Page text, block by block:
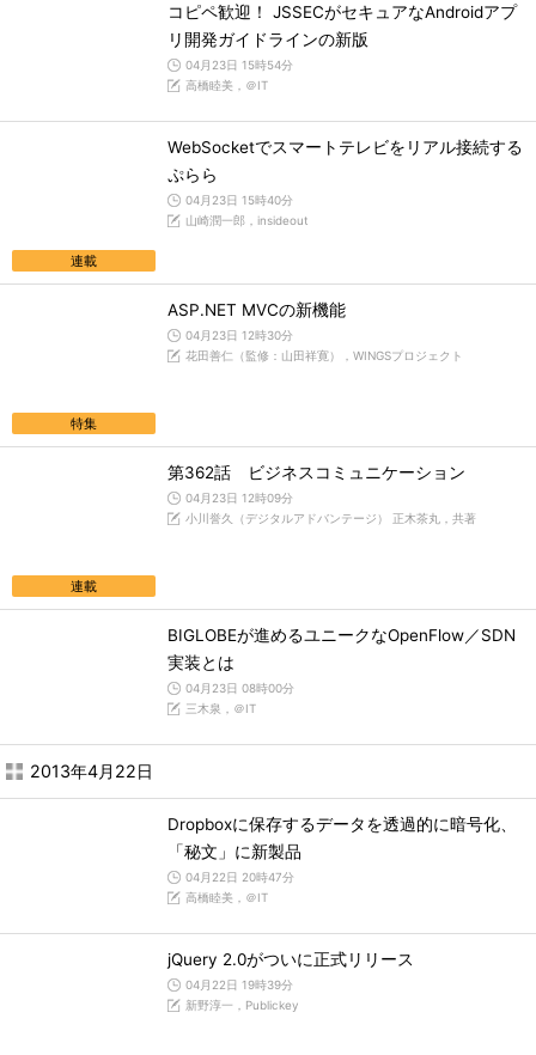
コピペ歓迎！ JSSECがセキュアなAndroidアプ
リ開発ガイドラインの新版
04月23日 15時54分
高橋睦美，＠IT
連載
WebSocketでスマートテレビをリアル接続する
ぷらら
04月23日 15時40分
山崎潤一郎，insideout
特集
ASP.NET MVCの新機能
04月23日 12時30分
花田善仁（監修：山田祥寛），WINGSプロジェクト
連載
第362話 ビジネスコミュニケーション
04月23日 12時09分
小川誉久（デジタルアドバンテージ） 正木茶丸，共著
BIGLOBEが進めるユニークなOpenFlow／SDN
実装とは
04月23日 08時00分
三木泉，＠IT
2013年4月22日
Dropboxに保存するデータを透過的に暗号化、
「秘文」に新製品
04月22日 20時47分
高橋睦美，＠IT
jQuery 2.0がついに正式リリース
04月22日 19時39分
新野淳一，Publickey